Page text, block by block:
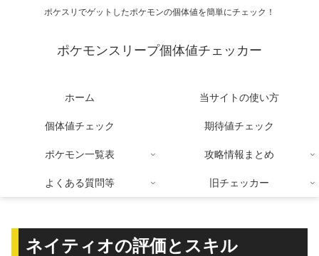
ポケスリでゲットしたポケモンの個体値を簡単にチェック！
ポケモンスリープ個体値チェッカー
ホーム 当サイトの使い方
個体値チェック 期待値チェック
ポケモン一覧表 攻略情報まとめ
よくある質問等 旧チェッカー
ネイティオの評価とスキル